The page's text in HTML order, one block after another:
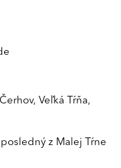
Veľká Tŕňa,
z Malej Tŕne